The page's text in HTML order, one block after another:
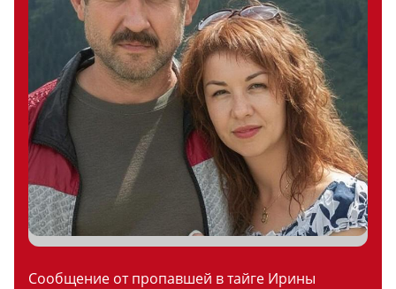
Сообщение от пропавшей в тайге Ирины